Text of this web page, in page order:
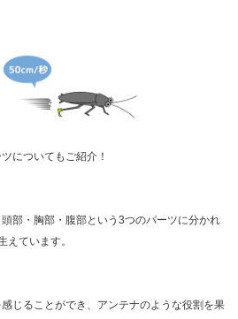
についてもご紹介！
部・胸部・腹部という3つのパーツに分かれ
えています。
じることができ、アンテナのような役割を果